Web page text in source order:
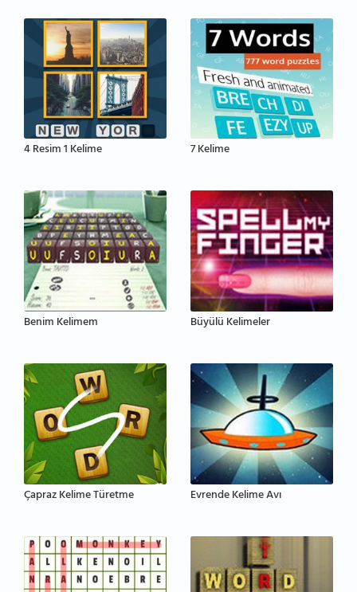
4 Resim 1 Kelime 7 Kelime
Benim Kelimem Büyülü Kelimeler
Çapraz Kelime Türetme Evrende Kelime Avı